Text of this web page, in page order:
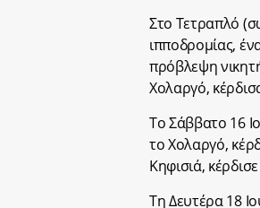
Στο Τετραπλό
ιπποδρομίας,
πρόβλεψη
Χολαργό,
Το Σάββατο 16
το Χολαργό,
Κηφισιά,
Τη Δευτέρα 18